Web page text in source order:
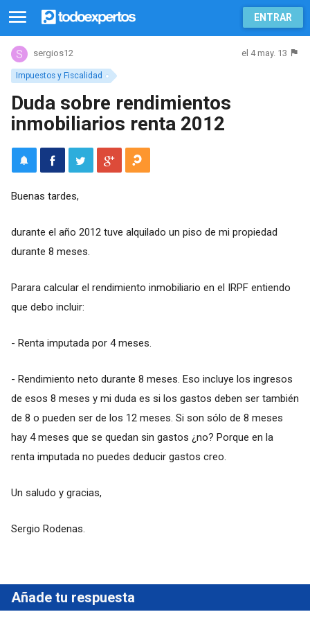
ENTRAR
Impuestos y Fiscalidad
sergios12 el 4 may. 13
Duda sobre rendimientos
inmobiliarios renta 2012
Buenas tardes,
durante el año 2012 tuve alquilado un piso de mi propiedad
durante 8 meses.
Parara calcular el rendimiento inmobiliario en el IRPF entiendo
que debo incluir:
- Renta imputada por 4 meses.
- Rendimiento neto durante 8 meses. Eso incluye los ingresos
de esos 8 meses y mi duda es si los gastos deben ser también
de 8 o pueden ser de los 12 meses. Si son sólo de 8 meses
hay 4 meses que se quedan sin gastos ¿no? Porque en la
renta imputada no puedes deducir gastos creo.
Un saludo y gracias,
Sergio Rodenas.
Añade tu respuesta